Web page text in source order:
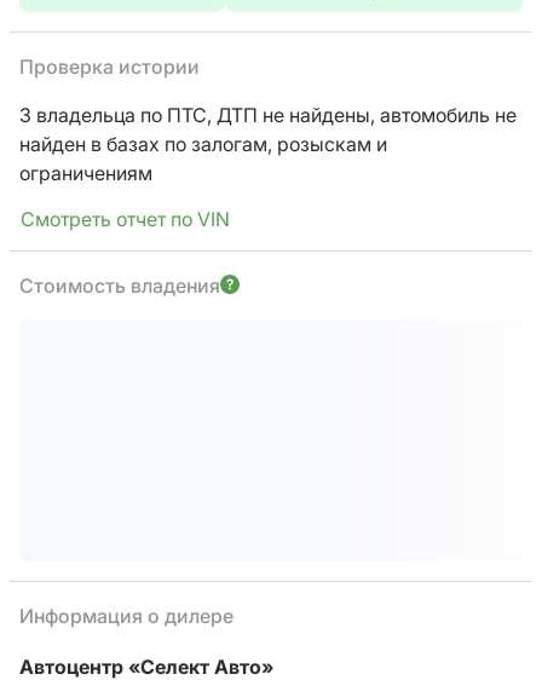
Проверка истории
3 владельца по ПТС, ДТП не найдены, автомобиль не
найден в базах по залогам, розыскам и
ограничениям
Смотреть отчет по VIN
Стоимость владения
Информация о дилере
Автоцентр «Селект Авто»